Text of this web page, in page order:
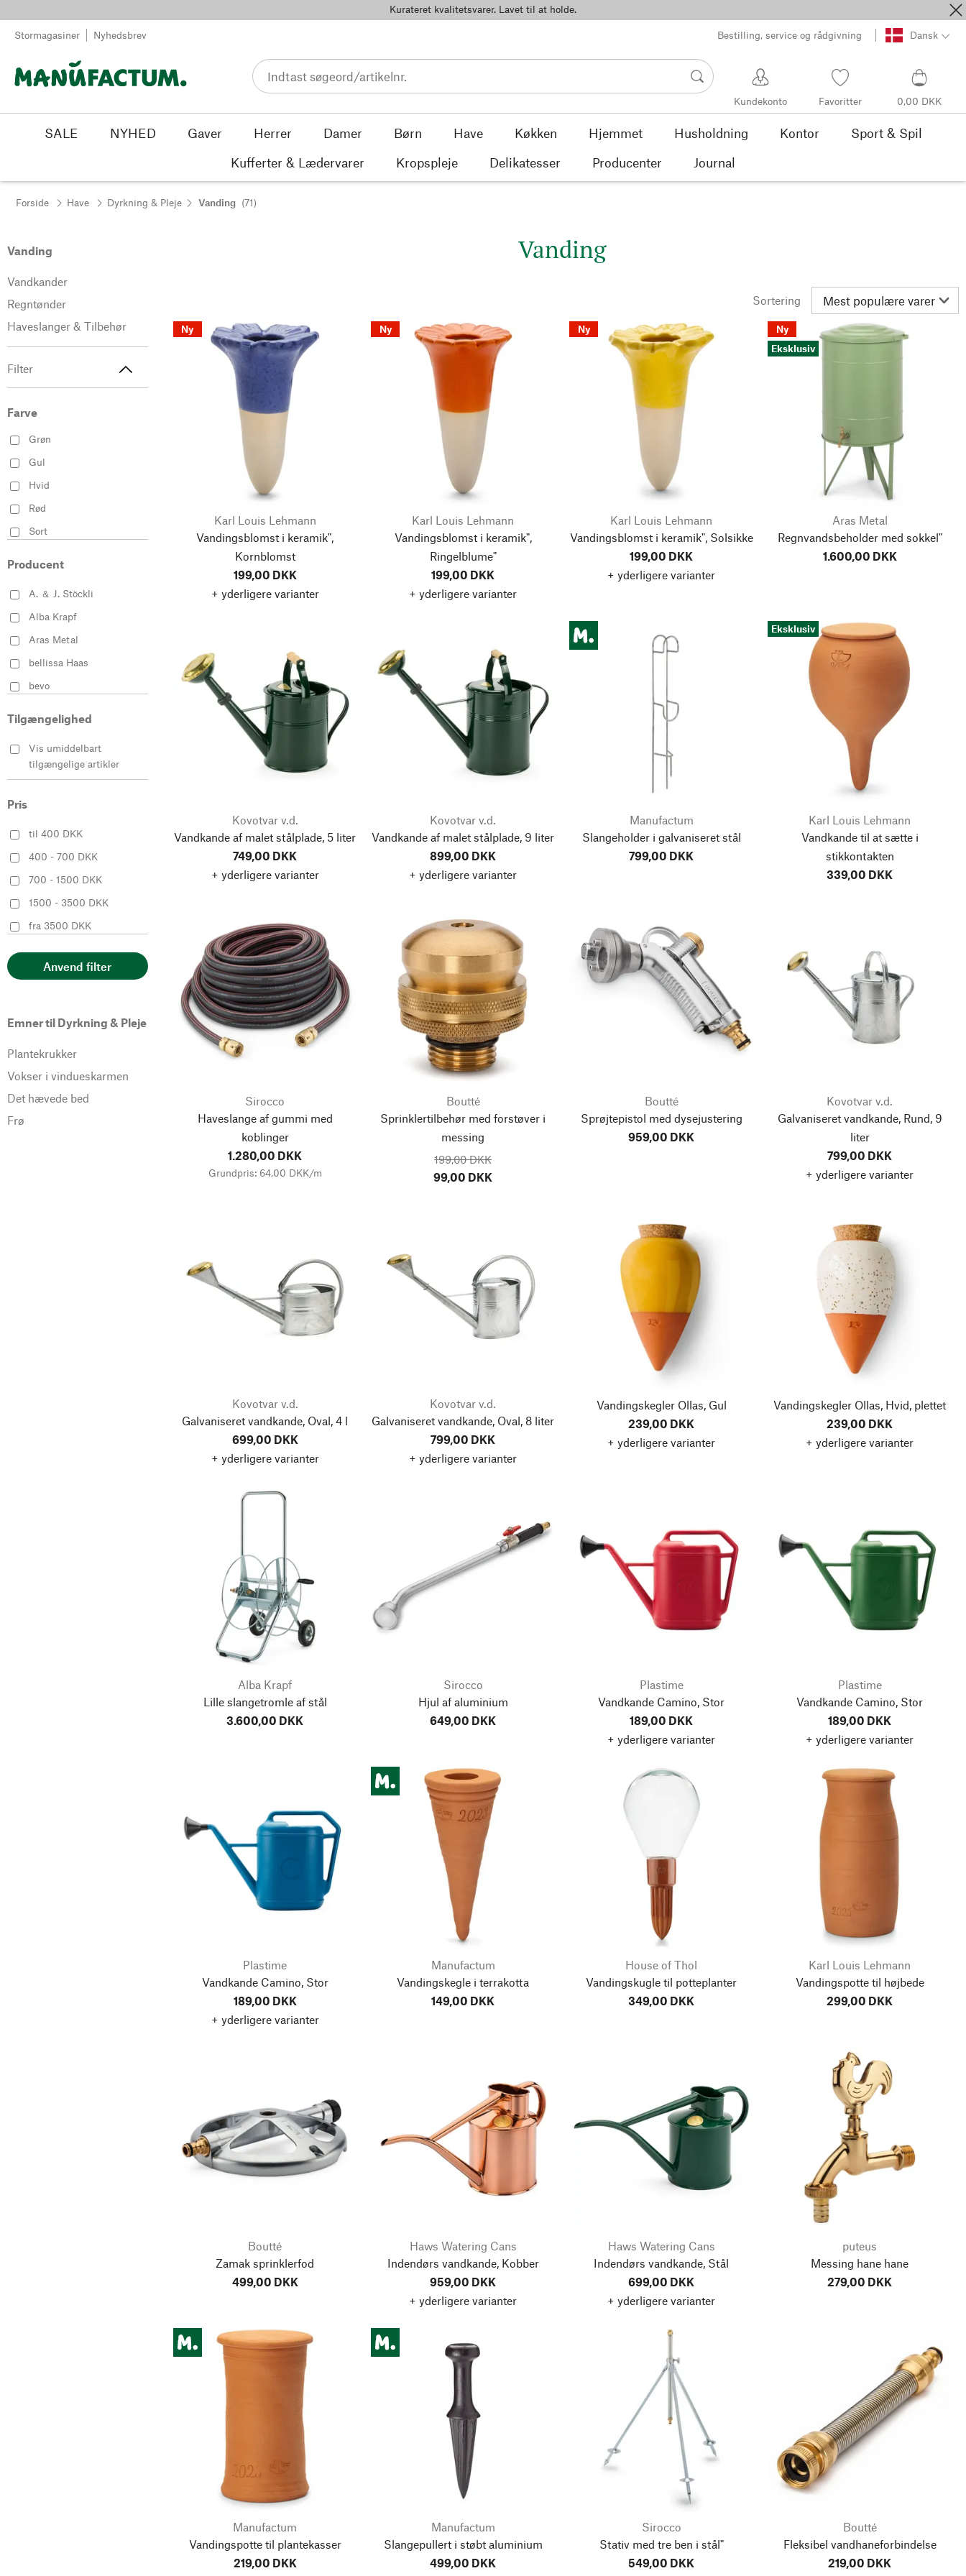
Kurateret kvalitetsvarer. Lavet til at holde.
Stormagasiner Nyhedsbrev Bestilling, service og rådgivning Dansk
Kundekonto Favoritter 0,00 DKK
SALE NYHED Gaver Herrer Damer Børn Have Køkken Hjemmet Husholdning Kontor
Sport & Spil
Kufferter & Lædervarer
Kropspleje Delikatesser Producenter Journal
Forside Have Dyrkning & Pleje Vanding (71)
Vanding
Vandkander
Regntønder
Haveslanger & Tilbehør
Filter
Farve
Grøn
Gul
Hvid
Rød
Sort
Producent
A. ＆ J. Stöckli
Alba Krapf
Aras Metal
bellissa Haas
bevo
Fauquet
Geda Garden and Home
Armaturenfabrik Oehler
Karl Louis Lehmann
KLOTZtechnics
Kovotvar v.d.
Kujaku Trading
Manufactum
Plastime
Tilgængelighed
Vis umiddelbart
tilgængelige artikler
Pris
til 400 DKK
400 - 700 DKK
700 - 1500 DKK
1500 - 3500 DKK
fra 3500 DKK
Anvend filter
Emner til Dyrkning & Pleje
Plantekrukker
Vokser i vindueskarmen
Det hævede bed
Frø
Vanding
Sortering
Ny
Karl Louis Lehmann
Vandingsblomst i keramik",
Kornblomst
199,00 DKK
+ yderligere varianter
Ny
Karl Louis Lehmann
Vandingsblomst i keramik",
Ringelblume"
199,00 DKK
+ yderligere varianter
Ny
Karl Louis Lehmann
Vandingsblomst i keramik", Solsikke
199,00 DKK
+ yderligere varianter
Ny
Eksklusiv
Aras Metal
Regnvandsbeholder med sokkel"
1.600,00 DKK
Kovotvar v.d.
Vandkande af malet stålplade, 5 liter
749,00 DKK
+ yderligere varianter
Kovotvar v.d.
Vandkande af malet stålplade, 9 liter
899,00 DKK
+ yderligere varianter
Manufactum
Slangeholder i galvaniseret stål
799,00 DKK
Eksklusiv
Karl Louis Lehmann
Vandkande til at sætte i
stikkontakten
339,00 DKK
Sirocco
Haveslange af gummi med
koblinger
1.280,00 DKK
Grundpris: 64,00 DKK/m
Boutté
Sprinklertilbehør med forstøver i
messing
199,00 DKK
99,00 DKK
Boutté
Sprøjtepistol med dysejustering
959,00 DKK
Kovotvar v.d.
Galvaniseret vandkande, Rund, 9
liter
799,00 DKK
+ yderligere varianter
Kovotvar v.d.
Galvaniseret vandkande, Oval, 4 l
699,00 DKK
+ yderligere varianter
Kovotvar v.d.
Galvaniseret vandkande, Oval, 8 liter
799,00 DKK
+ yderligere varianter
Vandingskegler Ollas, Gul
239,00 DKK
+ yderligere varianter
Vandingskegler Ollas, Hvid, plettet
239,00 DKK
+ yderligere varianter
Alba Krapf
Lille slangetromle af stål
3.600,00 DKK
Sirocco
Hjul af aluminium
649,00 DKK
Plastime
Vandkande Camino, Stor
189,00 DKK
+ yderligere varianter
Plastime
Vandkande Camino, Stor
189,00 DKK
+ yderligere varianter
Plastime
Vandkande Camino, Stor
189,00 DKK
+ yderligere varianter
Manufactum
Vandingskegle i terrakotta
149,00 DKK
House of Thol
Vandingskugle til potteplanter
349,00 DKK
Karl Louis Lehmann
Vandingspotte til højbede
299,00 DKK
Boutté
Zamak sprinklerfod
499,00 DKK
Haws Watering Cans
Indendørs vandkande, Kobber
959,00 DKK
+ yderligere varianter
Haws Watering Cans
Indendørs vandkande, Stål
699,00 DKK
+ yderligere varianter
puteus
Messing hane hane
279,00 DKK
Manufactum
Vandingspotte til plantekasser
219,00 DKK
Manufactum
Slangepullert i støbt aluminium
499,00 DKK
Sirocco
Stativ med tre ben i stål"
549,00 DKK
Boutté
Fleksibel vandhaneforbindelse
219,00 DKK